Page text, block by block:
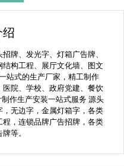
牌、发光字、灯箱广告牌、
构工程、展厅文化墙、图文
站式的生产厂家，精工制作
院、学校、政府党建、餐饮
作生产安装一站式服务 源头
无边字，金属灯箱字，各类
，连锁品牌广告招牌，各类
等。